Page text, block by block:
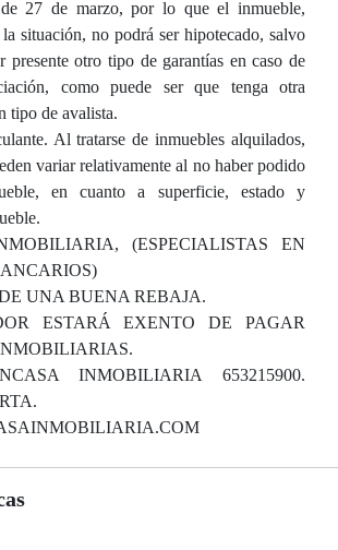
27 de marzo, por lo que el inmueble,
situación, no podrá ser hipotecado, salvo
presente otro tipo de garantías en caso de
como puede ser que tenga otra
tipo de avalista.
Al tratarse de inmuebles alquilados,
variar relativamente al no haber podido
en cuanto a superficie, estado y
(ESPECIALISTAS EN
UNA BUENA REBAJA.
ESTARÁ EXENTO DE PAGAR
INMOBILIARIA 653215900.